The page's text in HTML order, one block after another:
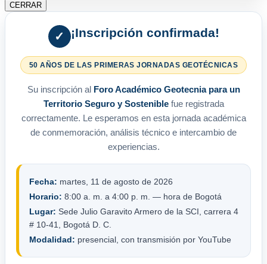
CERRAR
✓ ¡Inscripción confirmada!
50 AÑOS DE LAS PRIMERAS JORNADAS GEOTÉCNICAS
Su inscripción al Foro Académico Geotecnia para un
Territorio Seguro y Sosteniblefue registrada
correctamente. Le esperamos en esta jornada académica
de conmemoración, análisis técnico e intercambio de
experiencias.
Fecha: martes, 11 de agosto de 2026
Horario: 8:00 a. m. a 4:00 p. m. — hora de Bogotá
Lugar: Sede Julio Garavito Armero de la SCI, carrera 4
# 10-41, Bogotá D. C.
Modalidad: presencial, con transmisión por YouTube